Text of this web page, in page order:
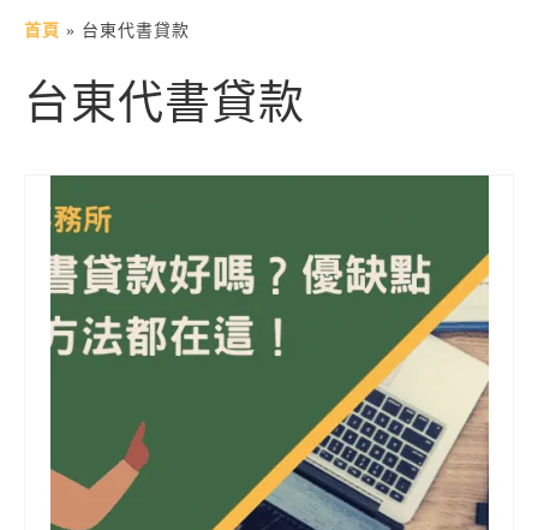
土地貸款
房屋貸款
信用貸款
代書貸款
精選知識
銀行貸款
其他貸款
時事解析
生活理財
首頁 » 台東代書貸款
台東代書貸款